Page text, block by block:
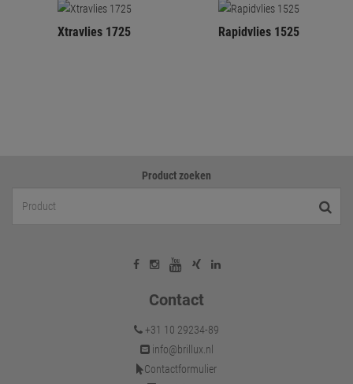
Xtravlies 1725 Rapidvlies 1525
Product zoeken
Contact
+31 10 29234-89
info@brillux.nl
Contactformulier